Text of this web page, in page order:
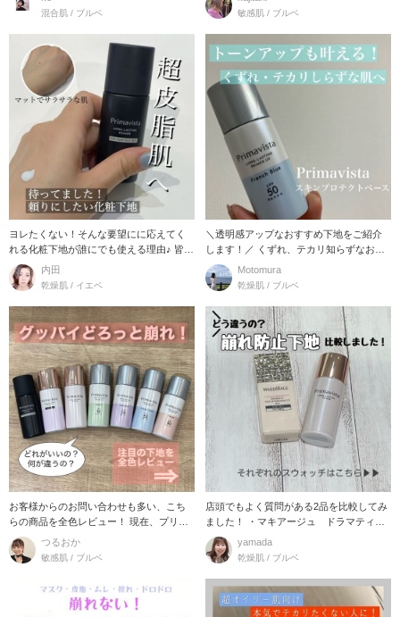
混合肌 / ブルベ 敏感肌 / ブルベ
ヨレたくない！そんな要望にに応えてく
れる化粧下地が誰にでも使える理由♪ 皆さ
ま1度は目に
内田
乾燥肌 / イエベ
＼透明感アップなおすすめ下地をご紹介
します！／ くずれ、テカリ知らずなお肌
に導く
Motomura
乾燥肌 / ブルベ
お客様からのお問い合わせも多い、こち
らの商品を全色レビュー！ 現在、プリマ
ヴィスタ
つるおか
敏感肌 / ブルベ
店頭でもよく質問がある2品を比較してみ
ました！ ・マキアージュ ドラマティッ
クス
yamada
乾燥肌 / ブルベ